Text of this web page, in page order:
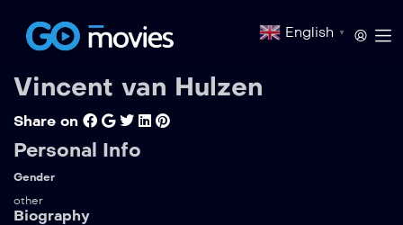
English ▼
Vincent van Hulzen
Share on
Personal Info
Gender
other
Biography